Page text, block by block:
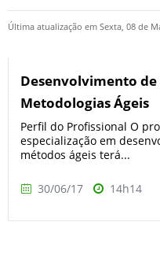
Última atualização em Sexta, 08 de
Desenvolvimento de
Metodologias Ágeis
Perfil do Profissional O
especialização em
métodos ágeis terá...
30/06/17 14h14